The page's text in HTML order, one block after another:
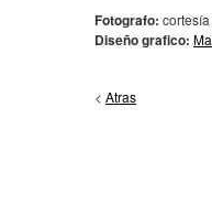
Fotografo:
Diseño grafico:
< Atras